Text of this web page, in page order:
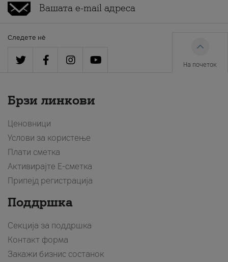
Следете нè
На почеток
Брзи линкови
Ценовници
Услови за користење
Плати сметка
Активирајте Е-сметка
Припејд регистрација
Поддршка
Секција за поддршка
Контакт форма
Закажи бизнис состанок